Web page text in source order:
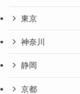
東京
神奈川
静岡
京都